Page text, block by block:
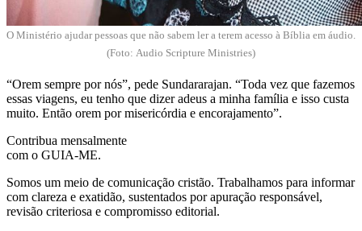
O Ministério ajudar pessoas que não sabem ler a terem acesso à Bíblia em áudio.
(Foto: Audio Scripture Ministries)
“Orem sempre por nós”, pede Sundararajan. “Toda vez que fazemos
essas viagens, eu tenho que dizer adeus a minha família e isso custa
muito. Então orem por misericórdia e encorajamento”.
Contribua mensalmente
com o GUIA-ME.
Somos um meio de comunicação cristão. Trabalhamos para informar
com clareza e exatidão, sustentados por apuração responsável,
revisão criteriosa e compromisso editorial.